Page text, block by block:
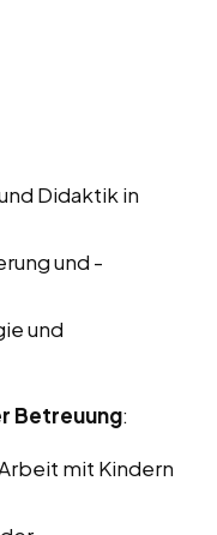
Didaktik in
und -
und
Betreuung:
mit Kindern